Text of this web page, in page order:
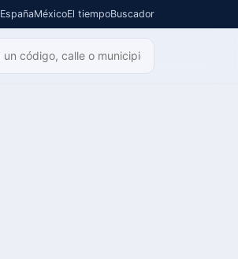
EspañaMéxicoEl tiempoBuscador